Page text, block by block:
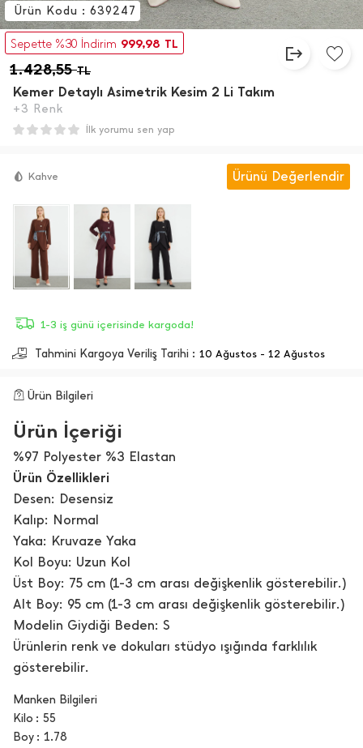
Sepette %30 İndirim 999,98 TL
1.428,55TL
Kemer Detaylı Asimetrik Kesim 2 Li Takım
+3 Renk
Ürün Kodu : 639247
İlk yorumu sen yap
Kahve Ürünü Değerlendir
1-3 iş günü içerisinde kargoda!
Tahmini Kargoya Veriliş Tarihi : 10 Ağustos - 12 Ağustos
Ürün Bilgileri
Ürün İçeriği
%97 Polyester %3 Elastan
Ürün Özellikleri
Desen: Desensiz
Kalıp: Normal
Yaka: Kruvaze Yaka
Kol Boyu: Uzun Kol
Üst Boy: 75 cm (1-3 cm arası değişkenlik gösterebilir.)
Alt Boy: 95 cm (1-3 cm arası değişkenlik gösterebilir.)
Modelin Giydiği Beden: S
Ürünlerin renk ve dokuları stüdyo ışığında farklılık
gösterebilir.
Manken Bilgileri
Kilo
55
Boy
1.78